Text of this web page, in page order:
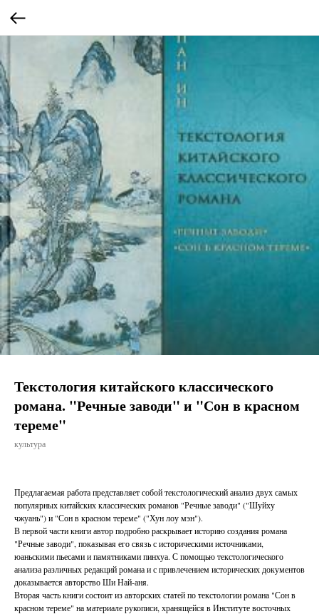
Текстология китайского классического
романа. "Речные заводи" и "Сон в красном
тереме"
культура
Предлагаемая работа представляет собой текстологический анализ двух самых
популярных китайских классических романов "Речные заводи" ("Шуйху
чжуань") и "Сон в красном тереме" ("Хун лоу мэн").
В первой части книги автор подробно раскрывает историю создания романа
"Речные заводи", показывая его связь с историческими источниками,
юаньскими пьесами и памятниками пинхуа. С помощью текстологического
анализа различных редакций романа и с привлечением исторических документов
доказывается авторство Ши Най-аня.
Вторая часть книги состоит из авторских статей по текстологии романа "Сон в
красном тереме" на материале рукописи, хранящейся в Институте восточных